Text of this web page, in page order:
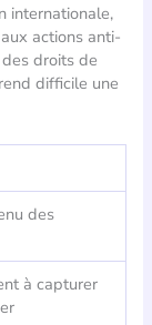
internationale,
actions anti-
droits de
difficile une
des
à capturer